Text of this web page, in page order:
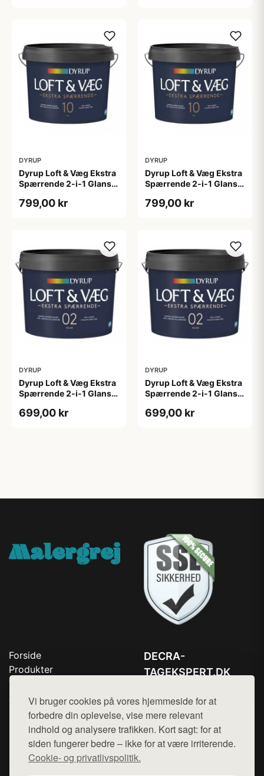
Vi bruger cookies på vores hjemmeside for at
forbedre din oplevelse, vise mere relevant
indhold og analysere trafikken. Kort sagt: for at
siden fungerer bedre – ikke for at være irriterende.
Cookie- og privatlivspolitik.
DYRUP
Dyrup Loft & Væg Ekstra
Spærrende 2-i-1 Glans
799,00 kr
DYRUP
Dyrup Loft & Væg Ekstra
Spærrende 2-i-1 Glans
799,00 kr
DYRUP
Dyrup Loft & Væg Ekstra
Spærrende 2-i-1 Glans 2
699,00 kr
DYRUP
Dyrup Loft & Væg Ekstra
Spærrende 2-i-1 Glans 2
699,00 kr
Forside
Produkter
Top Rabatter
Jotun maling
Kontakt
DECRA-
TAGEKSPERT.DK
Mail: hej@want.dk
Cookie- og privatlivspolitik